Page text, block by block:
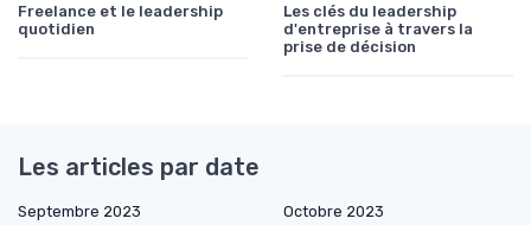
Freelance et le leadership
quotidien
Les clés du leadership
d'entreprise à travers la
prise de décision
Les articles par date
Septembre 2023
Octobre 2023